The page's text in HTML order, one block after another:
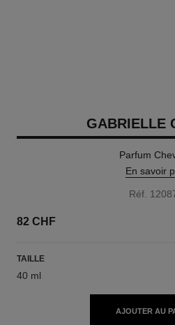
GABRIELLE
Parfum
En savoir
Réf.
82 CHF
TAILLE
40 ml
AJOUTER AU